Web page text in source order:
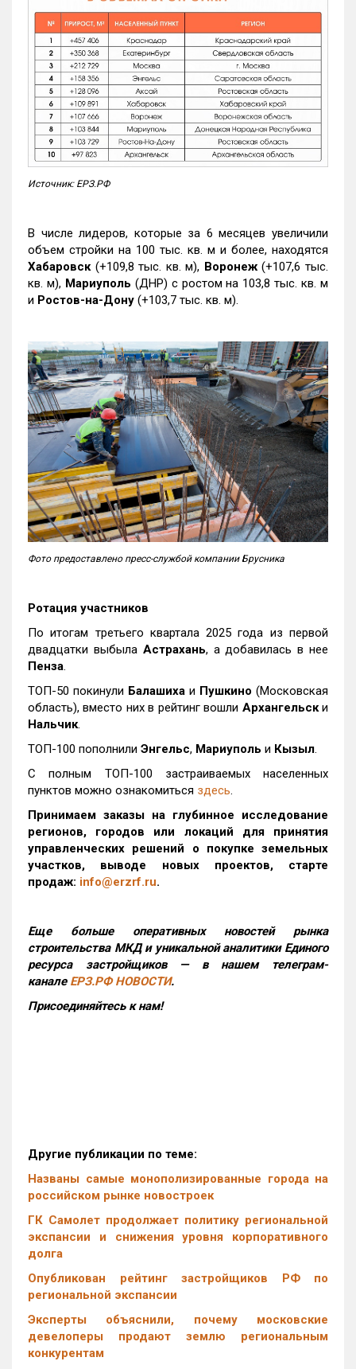
Источник: ЕРЗ.РФ
В числе лидеров, которые за 6 месяцев увеличили
объем стройки на 100 тыс. кв. м и более, находятся
Хабаровск (+109,8 тыс. кв. м), Воронеж(+107,6 тыс.
кв. м), Мариуполь (ДНР) с ростом на 103,8 тыс. кв. м
и Ростов-на-Дону (+103,7 тыс. кв. м).
Фото предоставлено пресс-службой компании Брусника
Ротация участников
По итогам третьего квартала 2025 года из первой
двадцатки выбыла Астрахань, а добавилась в нее
Пенза.
ТОП-50 покинули Балашиха и Пушкино (Московская
область), вместо них в рейтинг вошли Архангельски
Нальчик.
ТОП-100 пополнили Энгельс, Мариуполь и Кызыл.
С полным ТОП-100 застраиваемых населенных
пунктов можно ознакомиться здесь.
Принимаем заказы на глубинное исследование
регионов, городов или локаций для принятия
управленческих решений о покупке земельных
участков, выводе новых проектов, старте
продаж: info@erzrf.ru.
Еще больше оперативных новостей рынка
строительства МКД и уникальной аналитики Единого
ресурса застройщиков — в нашем телеграм-
канале ЕРЗ.РФ НОВОСТИ.
Присоединяйтесь к нам!
Другие публикации по теме:
Названы самые монополизированные города на
российском рынке новостроек
ГК Самолет продолжает политику региональной
экспансии и снижения уровня корпоративного
долга
Опубликован рейтинг застройщиков РФ по
региональной экспансии
Эксперты объяснили, почему московские
девелоперы продают землю региональным
конкурентам